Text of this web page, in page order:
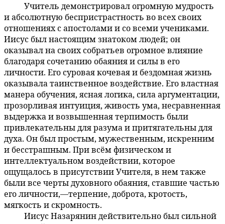
Учитель демонстрировал огромную мудрость
и абсолютную беспристрастность во всех своих
отношениях с апостолами и со всеми учениками.
Иисус был настоящим знатоком людей; он
оказывал на своих собратьев огромное влияние
благодаря сочетанию обаяния и силы в его
личности. Его суровая кочевая и бездомная жизнь
оказывала таинственное воздействие. Его властная
манера обучения, ясная логика, сила аргументации,
прозорливая интуиция, живость ума, несравненная
выдержка и возвышенная терпимость были
привлекательны для разума и притягательны для
духа. Он был простым, мужественным, искренним
и бесстрашным. При всём физическом и
интеллектуальном воздействии, которое
ощущалось в присутствии Учителя, в нем также
были все черты духовного обаяния, ставшие частью
его личности,—терпение, доброта, кротость,
мягкость и скромность.
Иисус Назарянин действительно был сильной